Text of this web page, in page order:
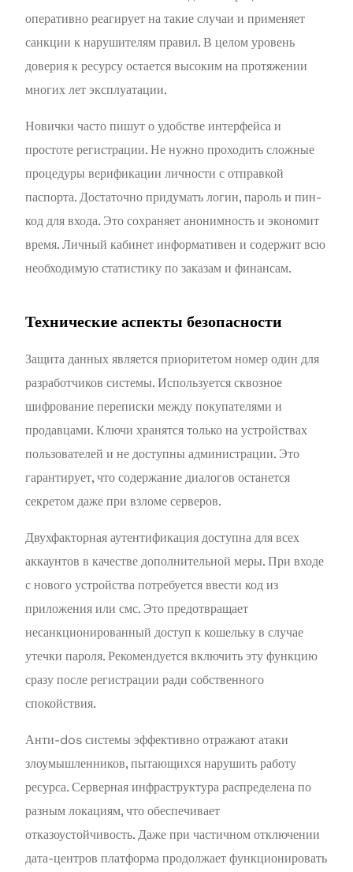
оперативно реагирует на такие случаи и применяет
санкции к нарушителям правил. В целом уровень
доверия к ресурсу остается высоким на протяжении
многих лет эксплуатации.
Новички часто пишут о удобстве интерфейса и
простоте регистрации. Не нужно проходить сложные
процедуры верификации личности с отправкой
паспорта. Достаточно придумать логин, пароль и пин-
код для входа. Это сохраняет анонимность и экономит
время. Личный кабинет информативен и содержит всю
необходимую статистику по заказам и финансам.
Технические аспекты безопасности
Защита данных является приоритетом номер один для
разработчиков системы. Используется сквозное
шифрование переписки между покупателями и
продавцами. Ключи хранятся только на устройствах
пользователей и не доступны администрации. Это
гарантирует, что содержание диалогов останется
секретом даже при взломе серверов.
Двухфакторная аутентификация доступна для всех
аккаунтов в качестве дополнительной меры. При входе
с нового устройства потребуется ввести код из
приложения или смс. Это предотвращает
несанкционированный доступ к кошельку в случае
утечки пароля. Рекомендуется включить эту функцию
сразу после регистрации ради собственного
спокойствия.
Анти-dos системы эффективно отражают атаки
злоумышленников, пытающихся нарушить работу
ресурса. Серверная инфраструктура распределена по
разным локациям, что обеспечивает
отказоустойчивость. Даже при частичном отключении
дата-центров платформа продолжает функционировать